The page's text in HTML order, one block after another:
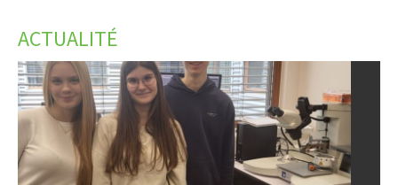
CONTACT
INSCRIPTIONS 2026
LE LYCÉE
LET’S GO SCIENCE
ACTUALITÉ